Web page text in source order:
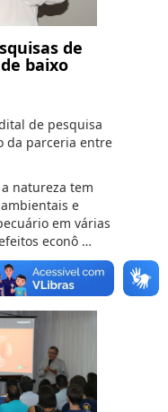
de
baixo
de pesquisa
da parceria entre
natureza tem
e
em várias
econô …